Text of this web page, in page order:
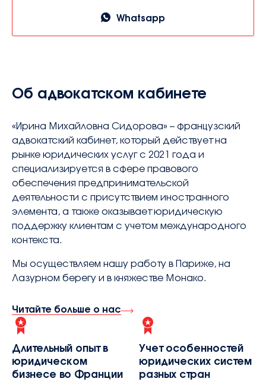
Whatsapp
Об адвокатском кабинете
«Ирина Михайловна Сидорова» – французский
адвокатский кабинет, который действует на
рынке юридических услуг с 2021 года и
специализируется в сфере правового
обеспечения предпринимательской
деятельности с присутствием иностранного
элемента, а также оказывает юридическую
поддержку клиентам с учетом международного
контекста.
Мы осуществляем нашу работу в Париже, на
Лазурном берегу и в княжестве Монако.
Читайте больше о нас
Длительный опыт в
юридическом
бизнесе во Франции
Учет особенностей
юридических систем
разных стран